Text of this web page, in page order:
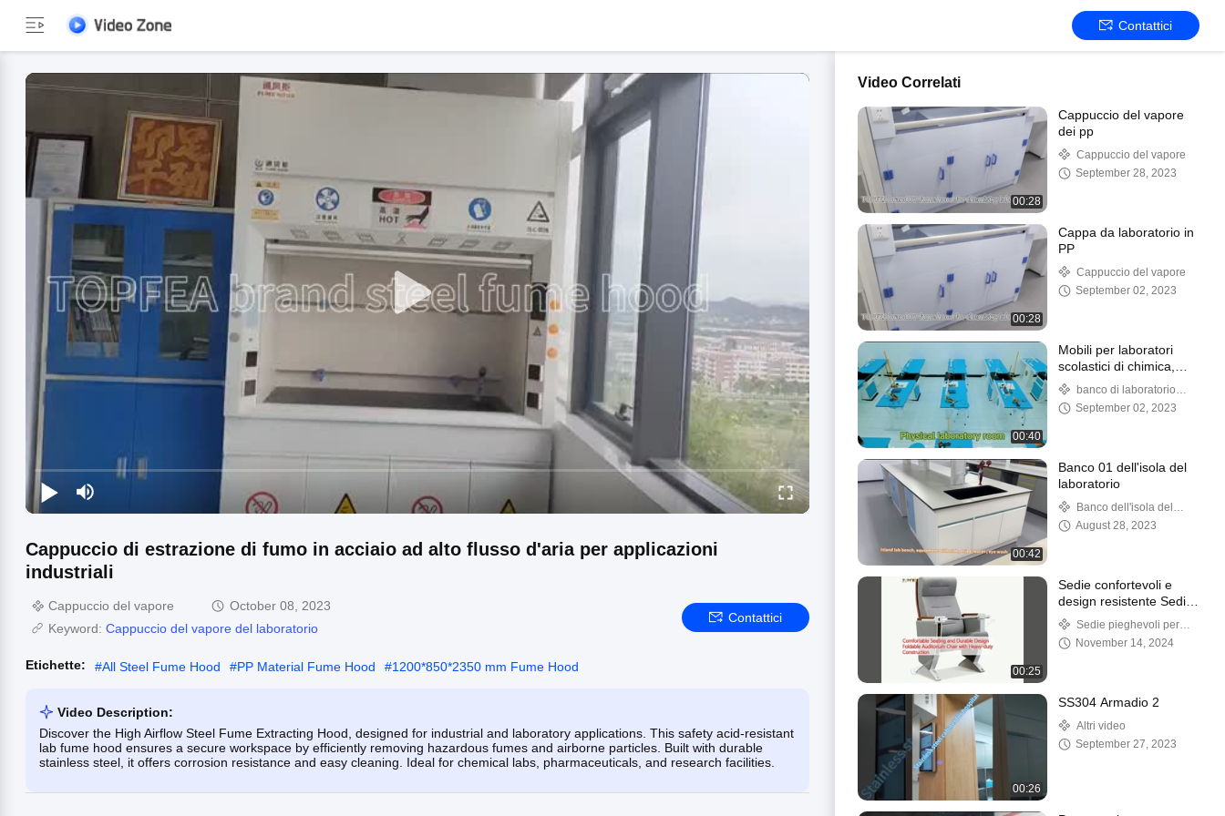
Contattici
Cappuccio di estrazione di fumo in acciaio ad alto flusso d'aria per applicazioni
industriali
Cappuccio del vapore
October 08, 2023
Keyword: Cappuccio del vapore del laboratorio
Contattici
Etichette: #All Steel Fume Hood #PP Material Fume Hood #1200*850*2350 mm Fume Hood
Video Description:
Discover the High Airflow Steel Fume Extracting Hood, designed for industrial and laboratory applications. This safety acid-resistant
lab fume hood ensures a secure workspace by efficiently removing hazardous fumes and airborne particles. Built with durable
stainless steel, it offers corrosion resistance and easy cleaning. Ideal for chemical labs, pharmaceuticals, and research facilities.
Video Correlati
00:28
Cappuccio del vapore
dei pp
Cappuccio del vapore
September 28, 2023
00:28
Cappa da laboratorio in
PP
Cappuccio del vapore
September 02, 2023
00:40
Mobili per laboratori
scolastici di chimica,
biologia e fisica
banco di laboratorio
scolastico
September 02, 2023
00:42
Banco 01 dell'isola del
laboratorio
Banco dell'isola del
laboratorio
August 28, 2023
00:25
Sedie confortevoli e
design resistente Sedile
da auditorio pieghevole
con costruzione
resistente
Sedie pieghevoli per
auditorium
November 14, 2024
00:26
SS304 Armadio 2
Altri video
September 27, 2023